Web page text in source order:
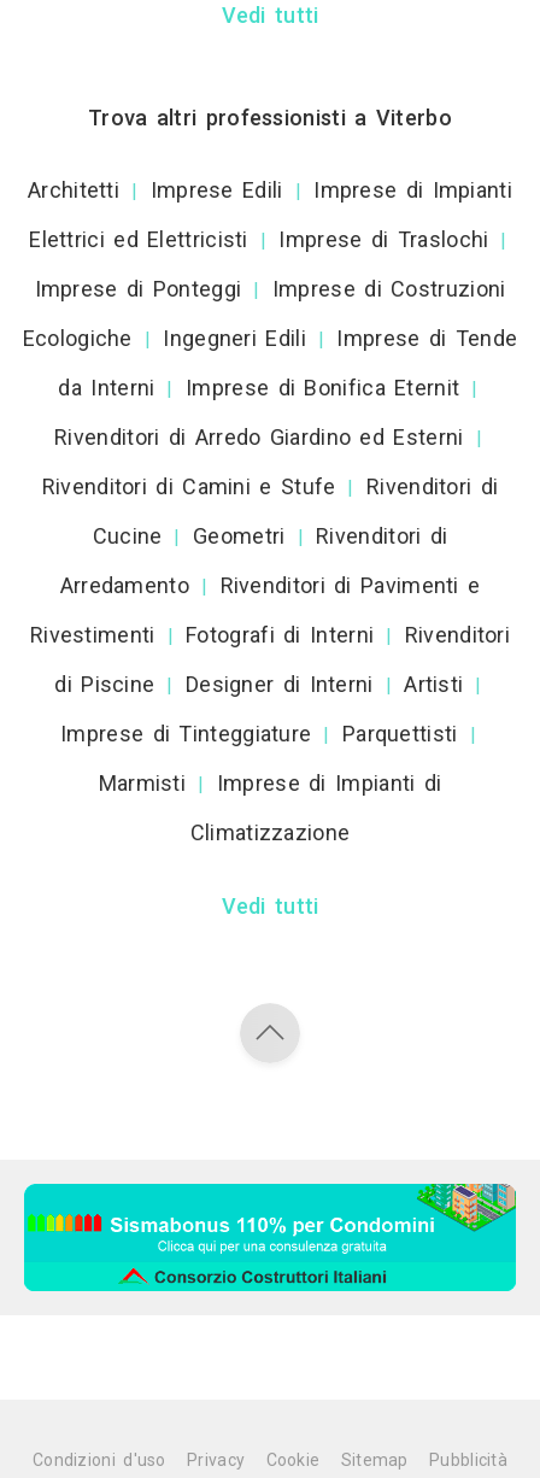
Vedi tutti
Trova altri professionisti a Viterbo
Architetti | Imprese Edili |
Imprese di Impianti
Elettrici ed Elettricisti
| Imprese di Traslochi |
Imprese di Ponteggi |
Imprese di Costruzioni
Ecologiche
| Ingegneri Edili |
Imprese di Tende
da Interni
| Imprese di Bonifica Eternit |
Rivenditori di Arredo Giardino ed Esterni |
Rivenditori di Camini e Stufe |
Rivenditori di
Cucine
| Geometri |
Rivenditori di
Arredamento |
Rivenditori di Pavimenti e
Rivestimenti
| Fotografi di Interni |
Rivenditori
di Piscine
| Designer di Interni | Artisti |
Imprese di Tinteggiature | Parquettisti |
Marmisti |
Imprese di Impianti di
Climatizzazione
Vedi tutti
Condizioni d'uso Privacy Cookie Sitemap Pubblicità